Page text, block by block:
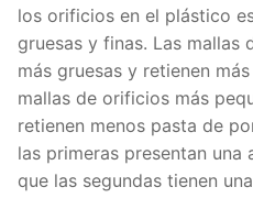
los orificios en el plástico
gruesas y finas. Las mallas
más gruesas y retienen
mallas de orificios más
retienen menos pasta de
las primeras presentan una
que las segundas tienen